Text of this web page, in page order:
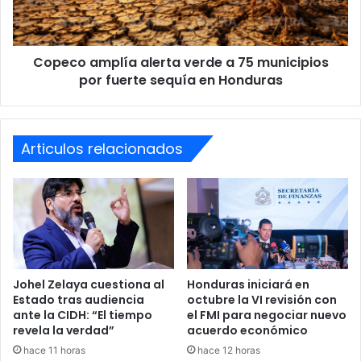
El gerente del RAP también recordó que continúa vigente
la amnistía para empresas que aún no se han incorporado
De acuerdo con Padilla, esta medida permite a los
empleadores integrarse al sistema sin pagar multas ni
recargos acumulados, facilitando así la ampliación de
cobertura para más trabajadores.
Las autoridades consideran que la incorporación de
nuevas empresas permitirá aumentar el número de
beneficiarios y fortalecer los programas de apoyo social
que administra la institución.
Créditos, reservas y
municipios
por
fuerte
sequíaCopeco amplía alerta verde a 75 municipios
por fuerte sequía en Honduras
Articulos relacionados
Johel Zelaya cuestiona al
Estado tras audiencia
ante la CIDH: “El tiempo
revela la verdad”
hace 11 horas
Honduras iniciará en
octubre la VI revisión con
el FMI para negociar nuevo
acuerdo económico
hace 12 horas